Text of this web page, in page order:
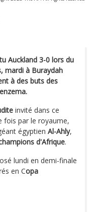
Auckland 3-0 lors du
mardi à Buraydah
à des buts des
invité dans ce
fois par le royaume,
égyptien Al-Ahly,
d'Afrique.
lundi en demi-finale
en Copa